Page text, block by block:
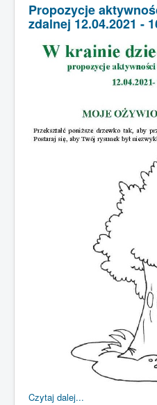
Propozycje
zdalnej 12.04.2021 -
Czytaj dalej...